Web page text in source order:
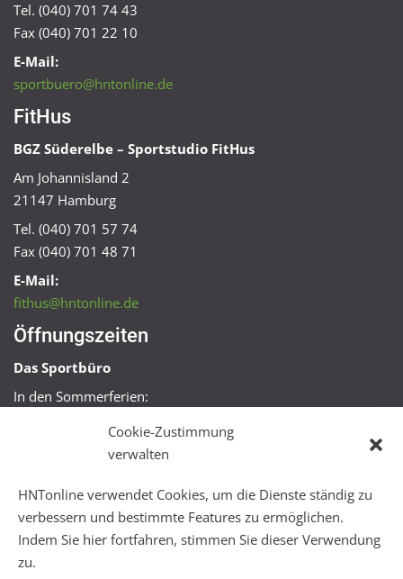
Cookie-Zustimmung
verwalten
HNTonline verwendet Cookies, um die Dienste ständig zu
verbessern und bestimmte Features zu ermöglichen.
Indem Sie hier fortfahren, stimmen Sie dieser Verwendung
zu.
Tel. (040) 701 74 43
Fax (040) 701 22 10
E-Mail:
sportbuero@hntonline.de
FitHus
BGZ Süderelbe – Sportstudio FitHus
Am Johannisland 2
21147 Hamburg
Tel. (040) 701 57 74
Fax (040) 701 48 71
E-Mail:
fithus@hntonline.de
Öffnungszeiten
Das Sportbüro
In den Sommerferien:
Mo + Mi 16:00 – 18:00 Uhr
Mo – Fr 08:00 – 22:00 Uhr
Sa + So 10:00 – 18:00 Uhr